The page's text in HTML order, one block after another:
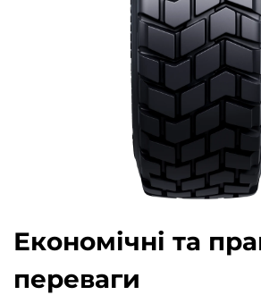
Економічні та
переваги